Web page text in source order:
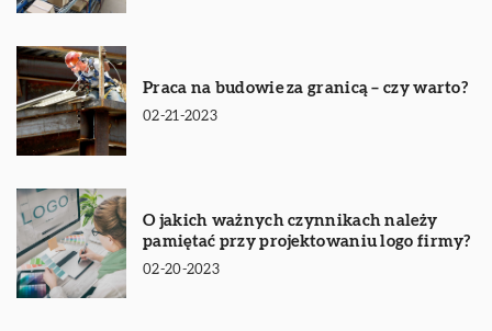
Praca na budowie za granicą – czy warto?
02-21-2023
O jakich ważnych czynnikach należy
pamiętać przy projektowaniu logo firmy?
02-20-2023